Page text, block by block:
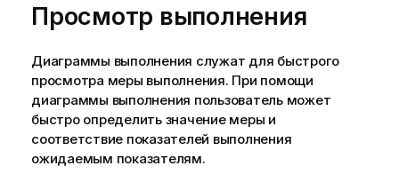
Просмотр выполнения
Диаграммы выполнения служат для быстрого
просмотра меры выполнения. При помощи
диаграммы выполнения пользователь может
быстро определить значение меры и
соответствие показателей выполнения
ожидаемым показателям.